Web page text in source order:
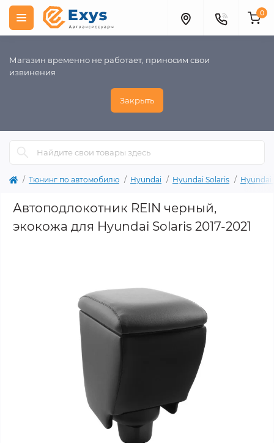
Магазин временно не работает, приносим свои
извинения
Закрыть
0
Тюнинг по автомобилю Hyundai Hyundai Solaris Hyundai
Автоподлокотник REIN черный,
экокожа для Hyundai Solaris 2017-2021